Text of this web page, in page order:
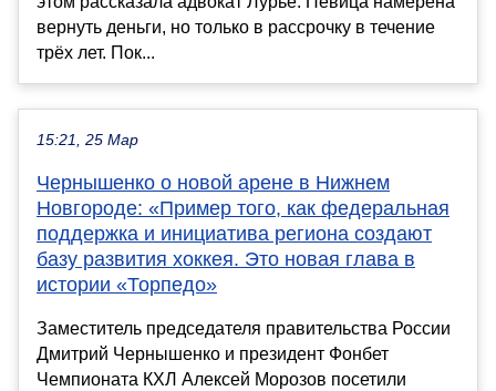
вернуть деньги, но только в рассрочку в течение
трёх лет. Пок...
15:21, 25 Мар
Чернышенко о новой арене в Нижнем
Новгороде: «Пример того, как федеральная
поддержка и инициатива региона создают
базу развития хоккея. Это новая глава в
истории «Торпедо»
Заместитель председателя правительства России
Дмитрий Чернышенко и президент Фонбет
Чемпионата КХЛ Алексей Морозов посетили